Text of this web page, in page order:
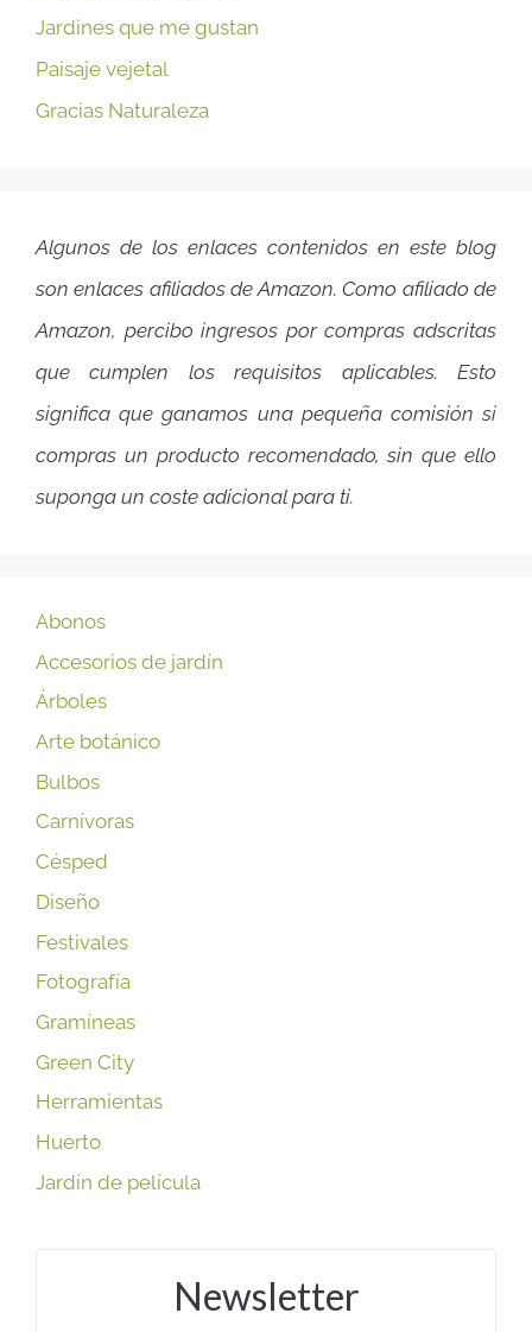
Jardines que me gustan
Paisaje vejetal
Gracias Naturaleza
Algunos de los enlaces contenidos en este blog
son enlaces afiliados de Amazon. Como afiliado de
Amazon, percibo ingresos por compras adscritas
que cumplen los requisitos aplicables. Esto
significa que ganamos una pequeña comisión si
compras un producto recomendado, sin que ello
suponga un coste adicional para ti.
Abonos
Accesorios de jardín
Árboles
Arte botánico
Bulbos
Carnívoras
Césped
Diseño
Festivales
Fotografía
Gramíneas
Green City
Herramientas
Huerto
Jardín de película
Newsletter